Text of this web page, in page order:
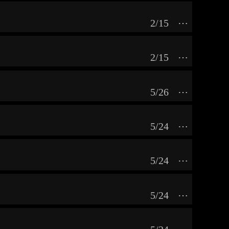
⋯
2/15
⋯
2/15
⋯
5/26
⋯
5/24
⋯
5/24
⋯
5/24